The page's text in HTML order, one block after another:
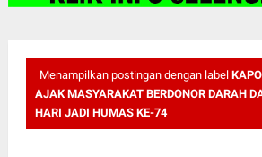
Menampilkan postingan dengan label
AJAK MASYARAKAT BERDONOR DARAH
HARI JADI HUMAS KE-74